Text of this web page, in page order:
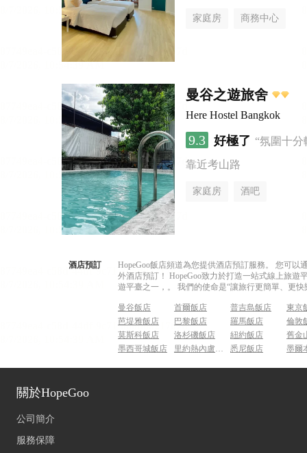
家庭房 商務中心
曼谷之遊旅舍
Here Hostel Bangkok
9.3 好極了 “氛圍十
靠近考山路
家庭房 酒吧
酒店預訂
HopeGoo飯店頻道為您提供酒店預訂服務。 您可
外酒店預訂！ HopeGoo致力於打造一站式線上旅
遊平臺之一，。 我們的使命是“讓旅行更簡單、更
曼谷飯店 首爾飯店 普吉島飯店
東京
芭堤雅飯店
巴黎飯店 羅馬飯店
倫敦
莫斯科飯店
洛杉磯飯店 紐約飯店
舊金
墨西哥城飯店
里約熱內盧飯店 悉尼飯店 墨爾
關於HopeGoo
公司簡介
服務保障